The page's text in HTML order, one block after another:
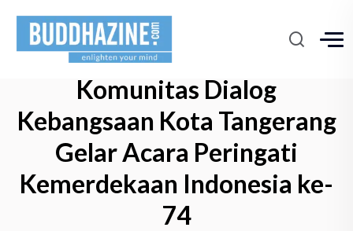
Komunitas Dialog
Kebangsaan Kota Tangerang
Gelar Acara Peringati
Kemerdekaan Indonesia ke-
74